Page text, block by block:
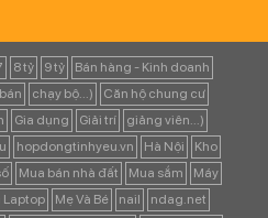
8 tỷ 9 tỷ
Bán hàng - Kinh doanh
chạy bộ...)
Căn hộ chung cư
Gia dụng Giải trí
giảng viên...)
hopdongtinhyeu.vn Hà Nội
Kho
Mua bán nhà đất Mua sắm
Máy
Laptop Mẹ Và Bé nail
ndag.net